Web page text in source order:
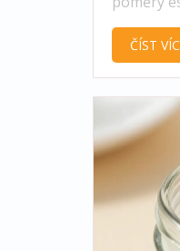
používání.
ČÍST